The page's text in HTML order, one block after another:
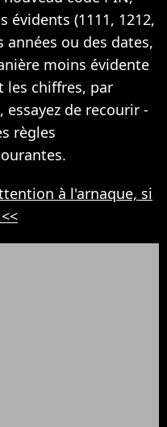
évidents (1111, 1212,
années ou des dates,
moins évidente
les chiffres, par
essayez de recourir -
règles
à l'arnaque, si